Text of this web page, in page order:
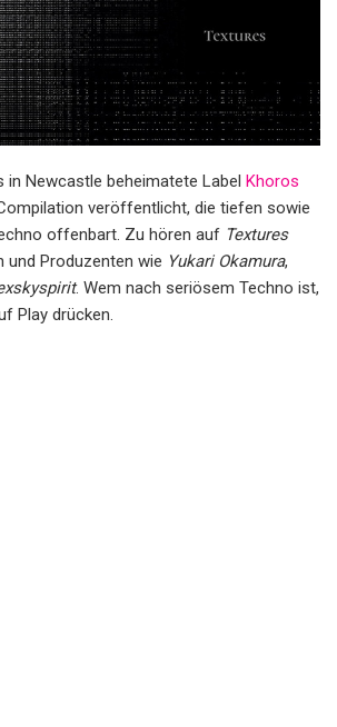
in Newcastle beheimatete Label Khoros
veröffentlicht, die tiefen sowie
offenbart. Zu hören auf Textures
und Produzenten wie Yukari Okamura,
. Wem nach seriösem Techno ist,
Play drücken.